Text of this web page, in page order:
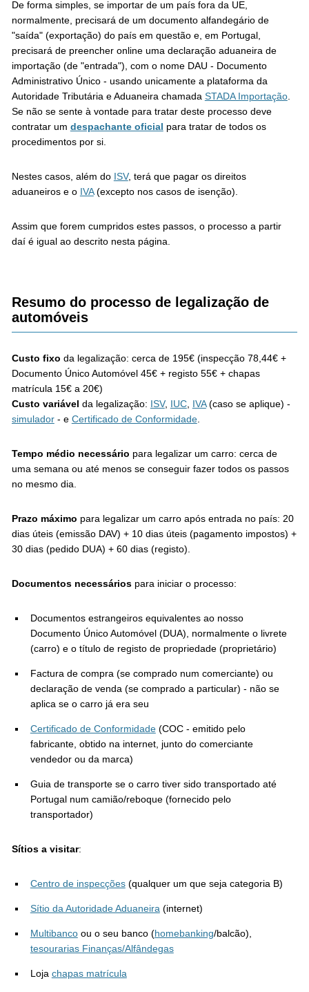
De forma simples, se importar de um país fora da UE,
normalmente, precisará de um documento alfandegário de
"saída" (exportação) do país em questão e, em Portugal,
precisará de preencher online uma declaração aduaneira de
importação (de "entrada"), com o nome DAU - Documento
Administrativo Único - usando unicamente a plataforma da
Autoridade Tributária e Aduaneira chamada STADA Importação.
Se não se sente à vontade para tratar deste processo deve
contratar um despachante oficial para tratar de todos os
procedimentos por si.
Nestes casos, além do ISV, terá que pagar os direitos
aduaneiros e o IVA(excepto nos casos de isenção).
Assim que forem cumpridos estes passos, o processo a partir
daí é igual ao descrito nesta página.
Resumo do processo de legalização de
automóveis
Custo fixo da legalização: cerca de 195€ (inspecção 78,44€ +
Documento Único Automóvel 45€ + registo 55€ + chapas
matrícula 15€ a 20€)
Custo variável da legalização: ISV, IUC, IVA(caso se aplique) -
simulador- e Certificado de Conformidade.
Tempo médio necessário para legalizar um carro: cerca de
uma semana ou até menos se conseguir fazer todos os passos
no mesmo dia.
Prazo máximo para legalizar um carro após entrada no país: 20
dias úteis (emissão DAV) + 10 dias úteis (pagamento impostos) +
30 dias (pedido DUA) + 60 dias (registo).
Documentos necessáriospara iniciar o processo:
Documentos estrangeiros equivalentes ao nosso
Documento Único Automóvel (DUA), normalmente o livrete
(carro) e o título de registo de propriedade (proprietário)
Factura de compra (se comprado num comerciante) ou
declaração de venda (se comprado a particular) - não se
aplica se o carro já era seu
Certificado de Conformidade(COC - emitido pelo
fabricante, obtido na internet, junto do comerciante
vendedor ou da marca)
Guia de transporte se o carro tiver sido transportado até
Portugal num camião/reboque (fornecido pelo
transportador)
Sítios a visitar:
Centro de inspecções(qualquer um que seja categoria B)
Sítio da Autoridade Aduaneira(internet)
Multibancoou o seu banco (homebanking/balcão),
tesourarias Finanças/Alfândegas
Loja chapas matrícula